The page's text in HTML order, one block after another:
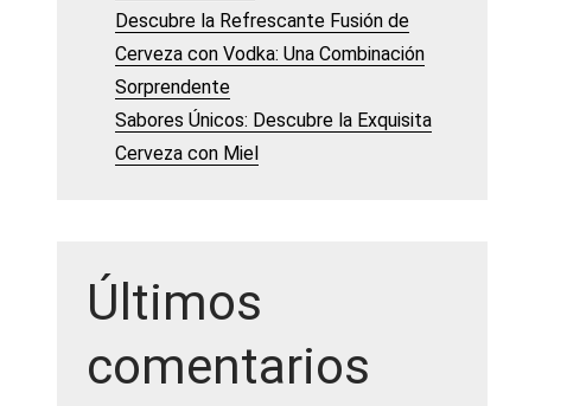
Descubre la Refrescante Fusión de
Cerveza con Vodka: Una Combinación
Sorprendente
Sabores Únicos: Descubre la Exquisita
Cerveza con Miel
Últimos
comentarios